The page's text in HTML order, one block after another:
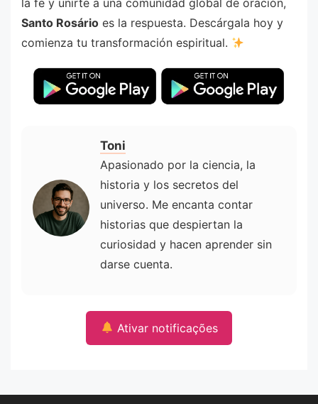
la fe y unirte a una comunidad global de oración,
Santo Rosário es la respuesta. Descárgala hoy y
comienza tu transformación espiritual.
Toni
Apasionado por la ciencia, la
historia y los secretos del
universo. Me encanta contar
historias que despiertan la
curiosidad y hacen aprender sin
darse cuenta.
Ativar notificações